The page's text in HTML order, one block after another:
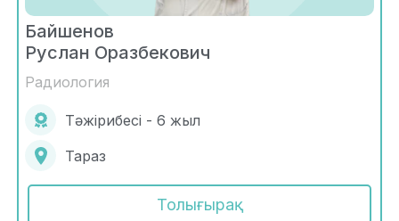
Байшенов
Руслан Оразбекович
Радиология
Тәжірибесі - 6 жыл
Тараз
Толығырақ